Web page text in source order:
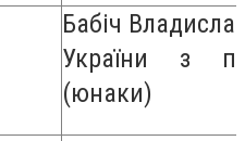
Бабіч
України з
(юнаки)